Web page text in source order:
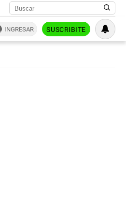
INGRESAR SUSCRIBITE